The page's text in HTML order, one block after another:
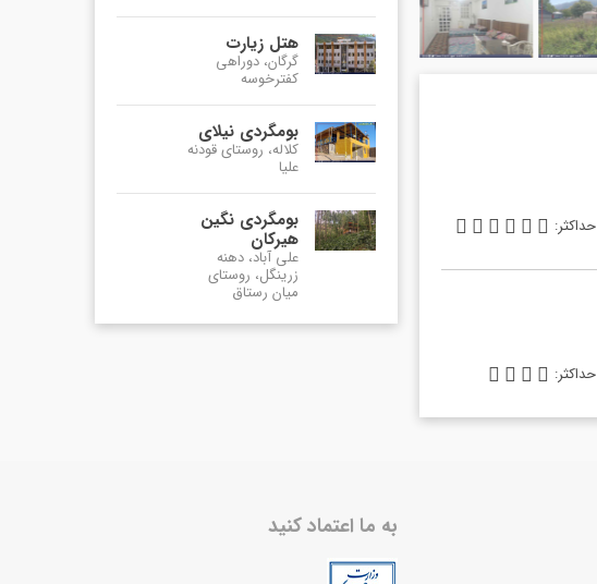
حداکثر: 





حداکثر: 



هتل زیارت
گرگان، دوراهی
کفترخوسه
بومگردی نیلای
کلاله، روستای قودنه
علیا
بومگردی نگین
هیرکان
علی آباد، دهنه
زرینگل، روستای
میان رستاق
به ما اعتماد کنید